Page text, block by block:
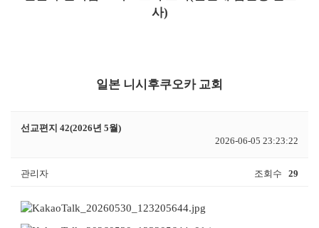
사)
일본 니시후쿠오카 교회
선교편지 42(2026년 5월)
2026-06-05 23:23:22
관리자 조회수 29